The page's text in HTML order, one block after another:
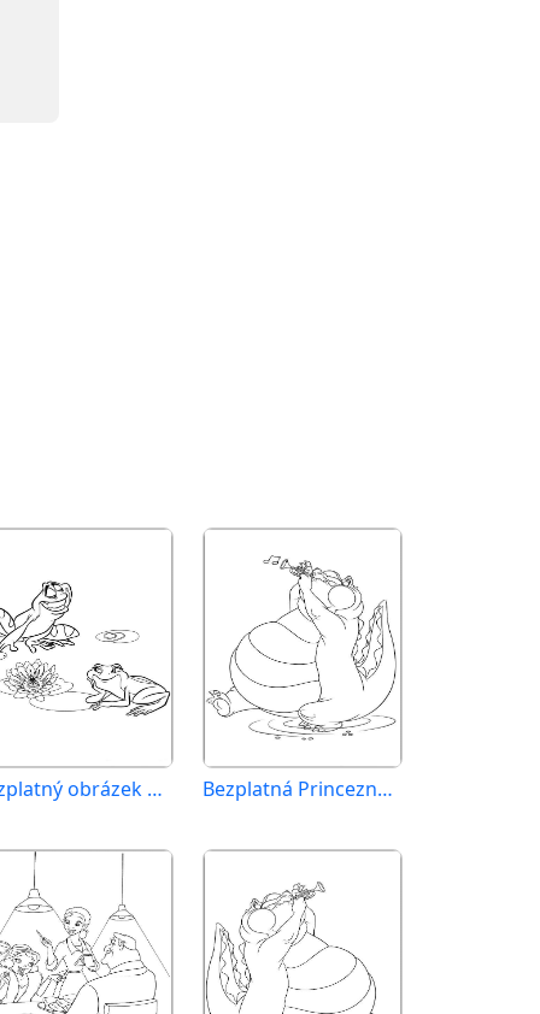
Bezplatný obrázek Princezna a žabák Bezplatná Princezna a žabák